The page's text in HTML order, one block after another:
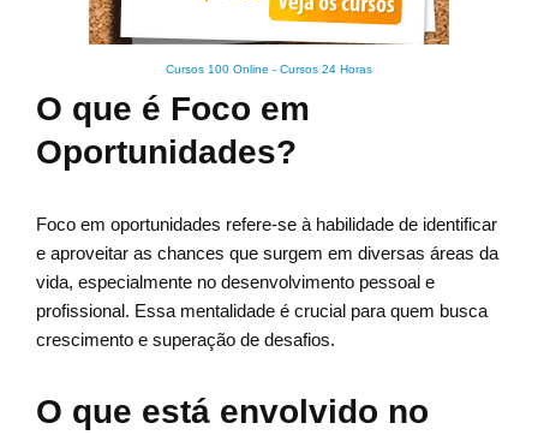
Cursos 100 Online - Cursos 24 Horas
O que é Foco em
Oportunidades?
Foco em oportunidades refere-se à habilidade de identificar
e aproveitar as chances que surgem em diversas áreas da
vida, especialmente no desenvolvimento pessoal e
profissional. Essa mentalidade é crucial para quem busca
crescimento e superação de desafios.
O que está envolvido no